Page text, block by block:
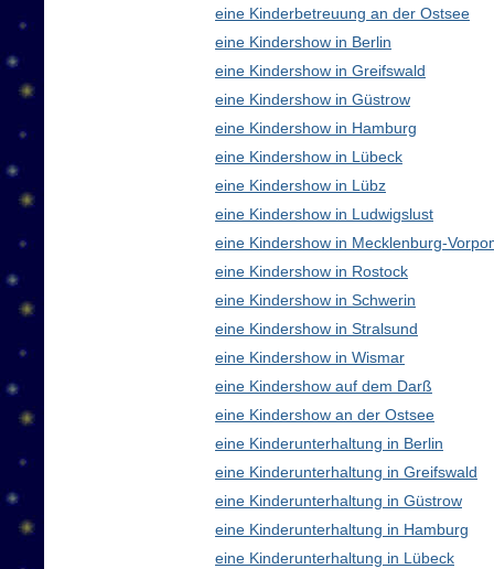
eine Kinderbetreuung an der Ostsee
eine Kindershow in Berlin
eine Kindershow in Greifswald
eine Kindershow in Güstrow
eine Kindershow in Hamburg
eine Kindershow in Lübeck
eine Kindershow in Lübz
eine Kindershow in Ludwigslust
eine Kindershow in Mecklenburg-
eine Kindershow in Rostock
eine Kindershow in Schwerin
eine Kindershow in Stralsund
eine Kindershow in Wismar
eine Kindershow auf dem Darß
eine Kindershow an der Ostsee
eine Kinderunterhaltung in Berlin
eine Kinderunterhaltung in Greifswald
eine Kinderunterhaltung in Güstrow
eine Kinderunterhaltung in Hamburg
eine Kinderunterhaltung in Lübeck